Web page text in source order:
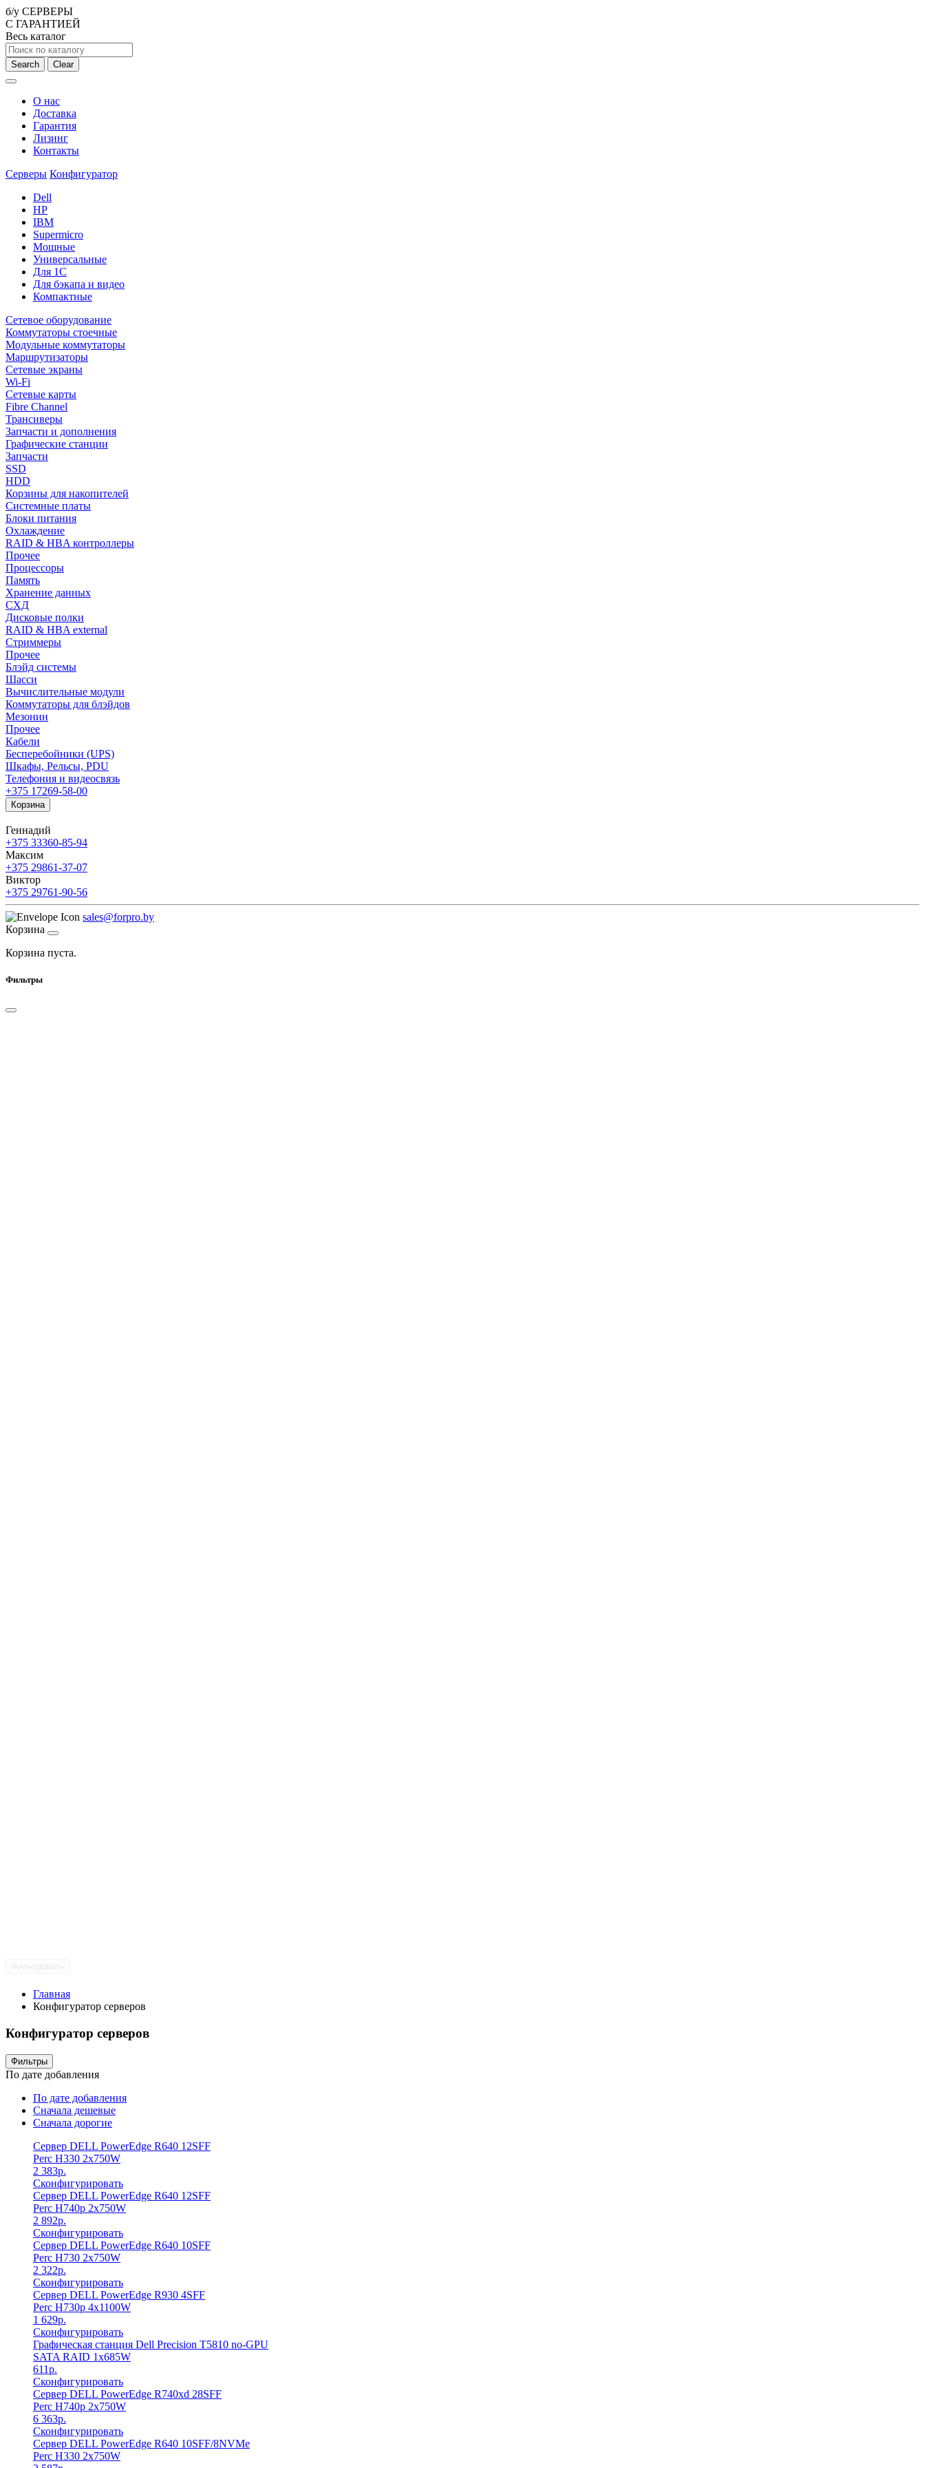
б/у СЕРВЕРЫ
С ГАРАНТИЕЙ
Весь каталог
Search Clear
О нас
Доставка
Гарантия
Лизинг
Контакты
Серверы Конфигуратор
Dell
HP
IBM
Supermicro
Мощные
Универсальные
Для 1С
Для бэкапа и видео
Компактные
Сетевое оборудование
Коммутаторы стоечные
Модульные коммутаторы
Маршрутизаторы
Сетевые экраны
Wi-Fi
Сетевые карты
Fibre Channel
Трансиверы
Запчасти и дополнения
Графические станции
Запчасти
SSD
HDD
Корзины для накопителей
Системные платы
Блоки питания
Охлаждение
RAID & HBA контроллеры
Прочее
Процессоры
Память
Хранение данных
СХД
Дисковые полки
RAID & HBA external
Стриммеры
Прочее
Блэйд системы
Шасси
Вычислительные модули
Коммутаторы для блэйдов
Мезонин
Прочее
Кабели
Бесперебойники (UPS)
Шкафы, Рельсы, PDU
Телефония и видеосвязь
+375 17269-58-00
Корзина
Геннадий
+375 33360-85-94
Максим
+375 29861-37-07
Виктор
+375 29761-90-56
sales@forpro.by
Корзина
Корзина пуста.
Фильтры
Главная
Конфигуратор серверов
Конфигуратор серверов
Фильтры
По дате добавления
По дате добавления
Сначала дешевые
Сначала дорогие
Сервер DELL PowerEdge R640 12SFF
Perc H330 2x750W
2 383р.
Сконфигурировать
Сервер DELL PowerEdge R640 12SFF
Perc H740p 2x750W
2 892р.
Сконфигурировать
Сервер DELL PowerEdge R640 10SFF
Perc H730 2x750W
2 322р.
Сконфигурировать
Сервер DELL PowerEdge R930 4SFF
Perc H730p 4x1100W
1 629р.
Сконфигурировать
Графическая станция Dell Precision T5810 no-GPU
SATA RAID 1x685W
611р.
Сконфигурировать
Сервер DELL PowerEdge R740xd 28SFF
Perc H740p 2x750W
6 363р.
Сконфигурировать
Сервер DELL PowerEdge R640 10SFF/8NVMe
Perc H330 2x750W